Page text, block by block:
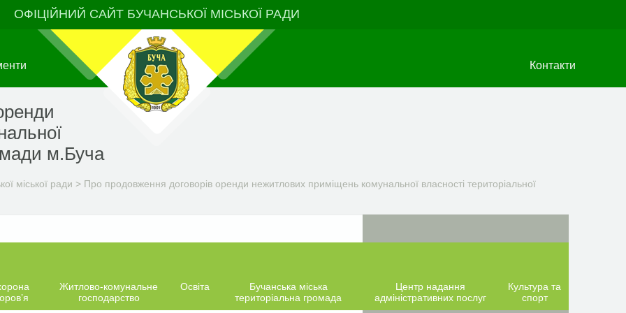
ОФІЦІЙНИЙ САЙТ БУЧАНСЬКОЇ МІСЬКОЇ РАДИ
Контакти
м.Буча
міської ради > Про продовження договорів оренди нежитлових приміщень комунальної власності територіальної
Житлово-комунальне
господарство
Освіта
Бучанська міська
територіальна громада
Центр надання
адміністративних послуг
Культура та
спорт